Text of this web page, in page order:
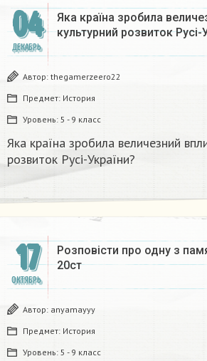
04
ДЕКАБРЬ
Яка країна зробила
культурний розвиток Русі-
Автор: thegamerzeero22
Предмет: История
Уровень: 5 - 9 класс
Яка країна зробила величезний
розвиток Русі-України?
17
ОКТЯБРЬ
Розповісти про одну з
20ст
Автор: anyamayyy
Предмет: История
Уровень: 5 - 9 класс